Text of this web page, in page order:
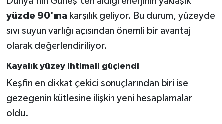
yüzde 90'ınakarşılık geliyor. Bu durum, yüzeyde
sıvı suyun varlığı açısından önemli bir avantaj
olarak değerlendiriliyor.
Kayalık yüzey ihtimali güçlendi
Keşfin en dikkat çekici sonuçlarından biri ise
gezegenin kütlesine ilişkin yeni hesaplamalar
oldu.